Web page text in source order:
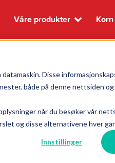
Disse
både på denne nettsiden og
når du besøker vår
og disse alternativene hver
Innstillinger
Våre produkter Korn
LAGER